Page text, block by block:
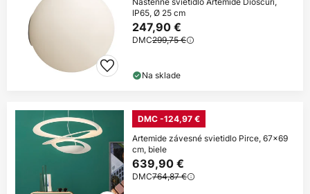
IP65, Ø 25 cm
247,90 €
DMC299,75 €
Na sklade
DMC -124,97 €
Artemide závesné svietidlo Pirce, 67x69
cm, biele
639,90 €
DMC764,87 €